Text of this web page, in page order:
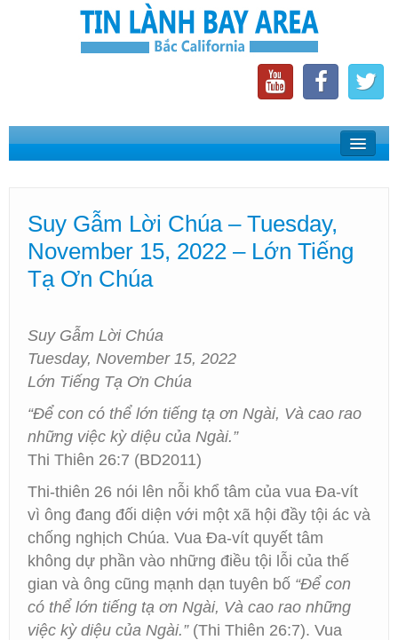
Home
Phát Thanh Tin Lành Bay Area
Các Hội Thánh Bắc California
Suy Gẫm Lời Chúa – Tuesday,
November 15, 2022 – Lớn Tiếng
Tạ Ơn Chúa
Suy Gẫm Lời Chúa
Tuesday, November 15, 2022
Lớn Tiếng Tạ Ơn Chúa
“Ðể con có thể lớn tiếng tạ ơn Ngài, Và cao rao
những việc kỳ diệu của Ngài.”
Thi Thiên 26:7 (BD2011)
Thi-thiên 26 nói lên nỗi khổ tâm của vua Đa-vít
vì ông đang đối diện với một xã hội đầy tội ác và
chống nghịch Chúa. Vua Đa-vít quyết tâm
không dự phần vào những điều tội lỗi của thế
gian và ông cũng mạnh dạn tuyên bố “Ðể con
có thể lớn tiếng tạ ơn Ngài, Và cao rao những
việc kỳ diệu của Ngài.”(Thi Thiên 26:7). Vua